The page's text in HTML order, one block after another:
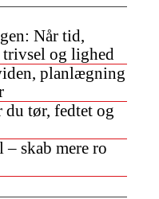
Når tid,
og lighed
planlægning
tør, fedtet og
skab mere ro